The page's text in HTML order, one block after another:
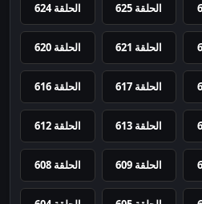
الحلقة 625 الحلقة 624
الحلقة 621 الحلقة 620
الحلقة 617 الحلقة 616
الحلقة 613 الحلقة 612
الحلقة 609 الحلقة 608